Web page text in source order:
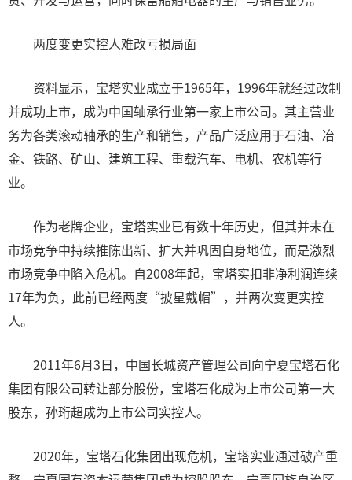
两度变更实控人难改亏损局面
资料显示，宝塔实业成立于1965年，1996年就经过改制
并成功上市，成为中国轴承行业第一家上市公司。其主营业
务为各类滚动轴承的生产和销售，产品广泛应用于石油、冶
金、铁路、矿山、建筑工程、重载汽车、电机、农机等行
业。
作为老牌企业，宝塔实业已有数十年历史，但其并未在
市场竞争中持续推陈出新、扩大并巩固自身地位，而是激烈
市场竞争中陷入危机。自2008年起，宝塔实扣非净利润连续
17年为负，此前已经两度“披星戴帽”，并两次变更实控
人。
2011年6月3日，中国长城资产管理公司向宁夏宝塔石化
集团有限公司转让部分股份，宝塔石化成为上市公司第一大
股东，孙珩超成为上市公司实控人。
2020年，宝塔石化集团出现危机，宝塔实业通过破产重